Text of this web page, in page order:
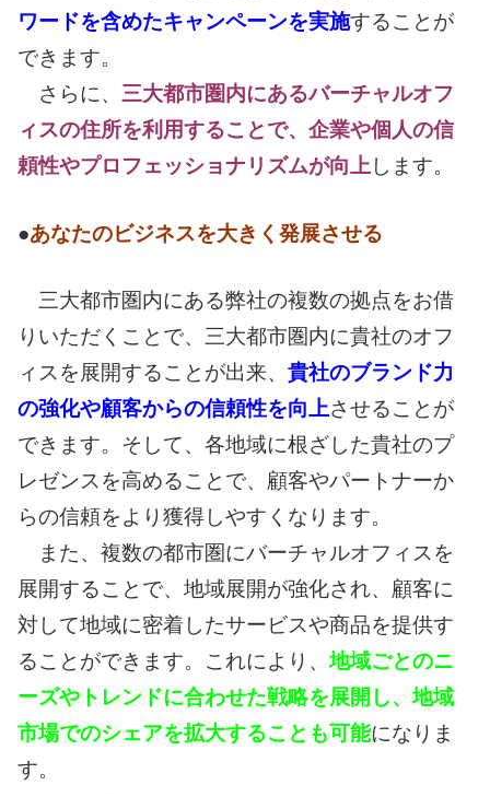
ワードを含めたキャンペーンを実施することが
できます。
さらに、 三大都市圏内にあるバーチャルオフ
ィスの住所を利用することで、企業や個人の信
頼性やプロフェッショナリズムが向上します。
●あなたのビジネスを大きく発展させる
三大都市圏内にある弊社の複数の拠点をお借
りいただくことで、三大都市圏内に貴社のオフ
ィスを展開することが出来、 貴社のブランド力
の強化や顧客からの信頼性を向上させることが
できます。そして、各地域に根ざした貴社のプ
レゼンスを高めることで、顧客やパートナーか
らの信頼をより獲得しやすくなります。
また、複数の都市圏にバーチャルオフィスを
展開することで、地域展開が強化され、顧客に
対して地域に密着したサービスや商品を提供す
ることができます。これにより、地域ごとのニ
ーズやトレンドに合わせた戦略を展開し、地域
市場でのシェアを拡大することも可能になりま
す。